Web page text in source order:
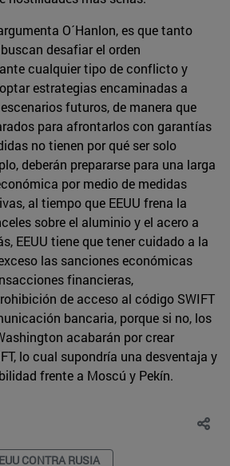
O´Hanlon, es que tanto
desafiar el orden
cualquier tipo de conflicto y
estrategias encaminadas a
futuros, de manera que
para afrontarlos con garantías
no tienen por qué ser solo
deberán prepararse para una larga
por medio de medidas
al tiempo que EEUU frena la
sobre el aluminio y el acero a
EEUU tiene que tener cuidado a la
las sanciones económicas
financieras,
de acceso al código SWIFT
bancaria, porque si no, los
acabarán por crear
lo cual supondría una desventaja y
frente a Moscú y Pekín.
CONTRA RUSIA